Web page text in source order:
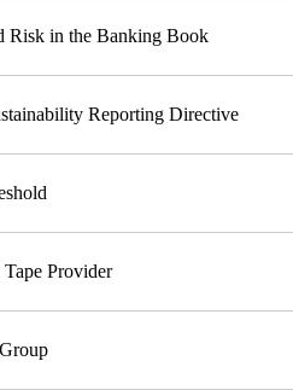
Risk in the Banking Book
Reporting Directive
Provider